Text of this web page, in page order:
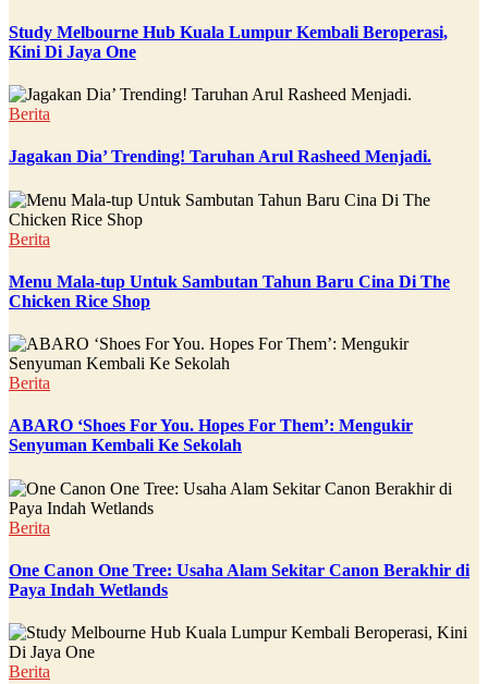
Study Melbourne Hub Kuala Lumpur Kembali Beroperasi,
Kini Di Jaya One
Berita
Jagakan Dia’ Trending! Taruhan Arul Rasheed Menjadi.
Berita
Menu Mala-tup Untuk Sambutan Tahun Baru Cina Di The
Chicken Rice Shop
Berita
ABARO ‘Shoes For You. Hopes For Them’: Mengukir
Senyuman Kembali Ke Sekolah
Berita
One Canon One Tree: Usaha Alam Sekitar Canon Berakhir di
Paya Indah Wetlands
Berita